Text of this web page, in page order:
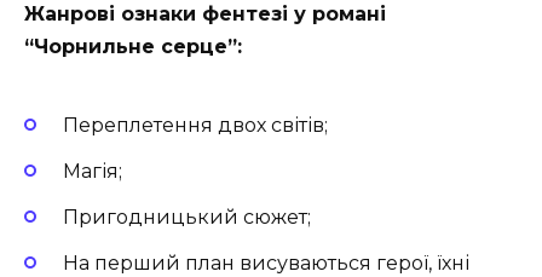
Жанрові ознаки фентезі у романі
“Чорнильне серце”:
Переплетення двох світів;
Магія;
Пригодницький сюжет;
На перший план висуваються герої, їхні